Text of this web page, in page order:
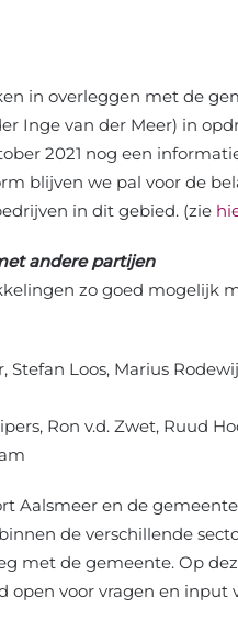
in overleggen met de
Inge van der Meer) in
2021 nog een
blijven we pal voor de
in dit gebied. (zie
andere partijen
zo goed mogelijk
Stefan Loos, Marius
Ron v.d. Zwet, Ruud
Aalsmeer en de
de verschillende
met de gemeente. Op
voor vragen en